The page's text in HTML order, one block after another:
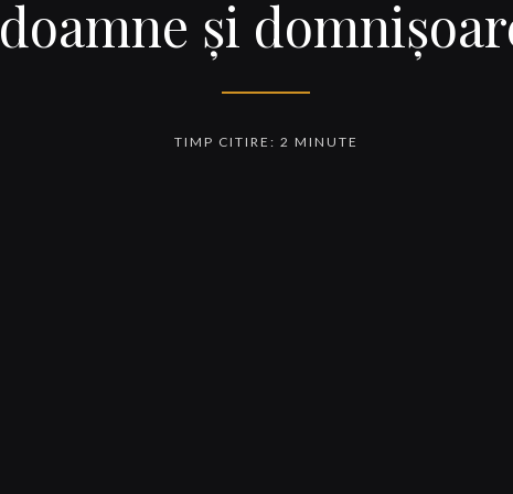
doamne şi
TIMP CITIRE: 2 MINUTE